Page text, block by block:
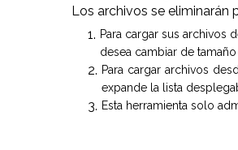
Los archivos se eliminarán
Para cargar sus archivos
desea cambiar de
Para cargar archivos
expande la lista
Esta herramienta solo